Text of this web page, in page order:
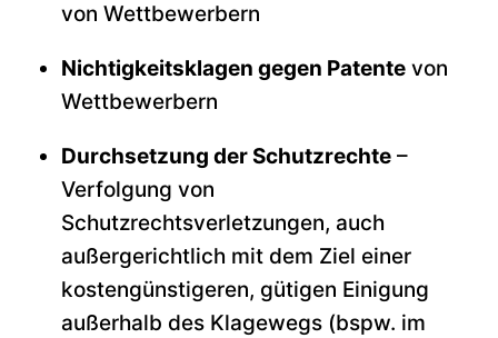
von Wettbewerbern
Nichtigkeitsklagen gegen Patente von
Wettbewerbern
Durchsetzung der Schutzrechte –
Verfolgung von
Schutzrechtsverletzungen, auch
außergerichtlich mit dem Ziel einer
kostengünstigeren, gütigen Einigung
außerhalb des Klagewegs (bspw. im